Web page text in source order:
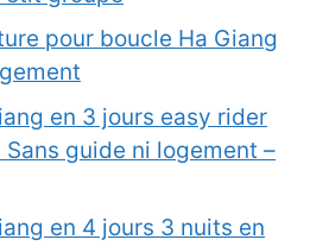
pour boucle Ha Giang
en 3 jours easy rider
guide ni logement –
en 4 jours 3 nuits en